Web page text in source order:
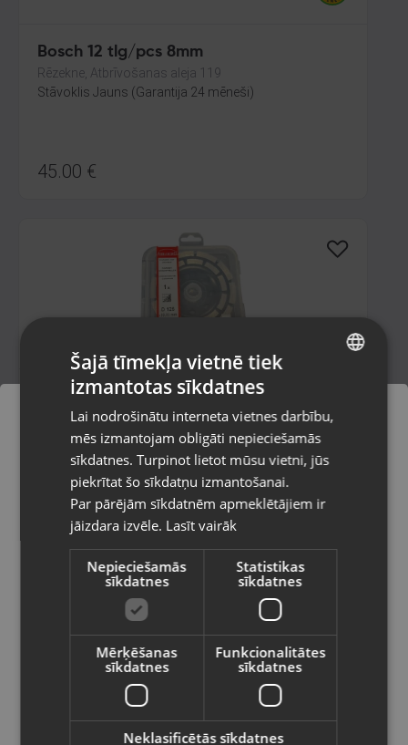
Bosch 12 tlg/pcs 8mm
Rēzekne, Atbrīvošanas aleja 119
Stāvoklis Jauns (Garantija 24 mēneši)
45.00 €
Dimanta griešanas disks ABRABORO
125mm
Rīga, Paula Lejiņa iela 2
Stāvoklis Jauns (Garantija 24 mēneši)
15.00€
Agera Tools
Pasūtījumi tiks piegādāti uz
izvēlēto valsti
Vietnes saturs būs attēlots izvēlētajā
valodā
Valsts
Latviešu / Latvian
RUSSIAN
Šajā tīmekļa vietnē tiek
izmantotas sīkdatnes
Lai nodrošinātu interneta vietnes darbību,
mēs izmantojam obligāti nepieciešamās
sīkdatnes. Turpinot lietot mūsu vietni, jūs
piekrītat šo sīkdatņu izmantošanai.
Par pārējām sīkdatnēm apmeklētājiem ir
jāizdara izvēle. Lasīt vairāk
Nepieciešamās
sīkdatnes
Statistikas
sīkdatnes
Mērķēšanas
sīkdatnes
Funkcionalitātes
sīkdatnes
Neklasificētās sīkdatnes